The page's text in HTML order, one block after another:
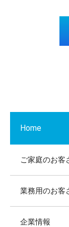
Home
ご家庭のお客
業務用のお客
企業情報